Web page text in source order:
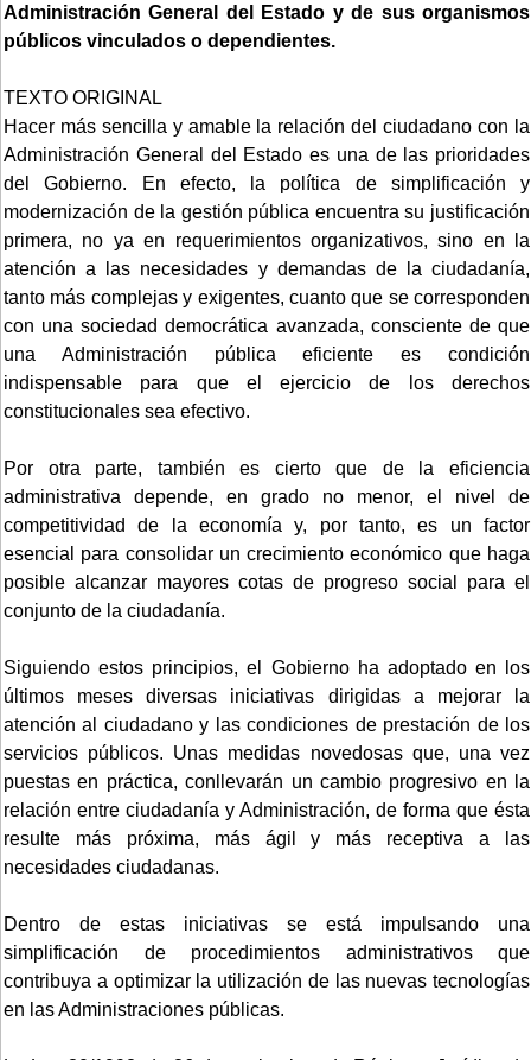
Administración General del Estado y de sus organismos
públicos vinculados o dependientes.
TEXTO ORIGINAL
Hacer más sencilla y amable la relación del ciudadano con la
Administración General del Estado es una de las prioridades
del Gobierno. En efecto, la política de simplificación y
modernización de la gestión pública encuentra su justificación
primera, no ya en requerimientos organizativos, sino en la
atención a las necesidades y demandas de la ciudadanía,
tanto más complejas y exigentes, cuanto que se corresponden
con una sociedad democrática avanzada, consciente de que
una Administración pública eficiente es condición
indispensable para que el ejercicio de los derechos
constitucionales sea efectivo.
Por otra parte, también es cierto que de la eficiencia
administrativa depende, en grado no menor, el nivel de
competitividad de la economía y, por tanto, es un factor
esencial para consolidar un crecimiento económico que haga
posible alcanzar mayores cotas de progreso social para el
conjunto de la ciudadanía.
Siguiendo estos principios, el Gobierno ha adoptado en los
últimos meses diversas iniciativas dirigidas a mejorar la
atención al ciudadano y las condiciones de prestación de los
servicios públicos. Unas medidas novedosas que, una vez
puestas en práctica, conllevarán un cambio progresivo en la
relación entre ciudadanía y Administración, de forma que ésta
resulte más próxima, más ágil y más receptiva a las
necesidades ciudadanas.
Dentro de estas iniciativas se está impulsando una
simplificación de procedimientos administrativos que
contribuya a optimizar la utilización de las nuevas tecnologías
en las Administraciones públicas.